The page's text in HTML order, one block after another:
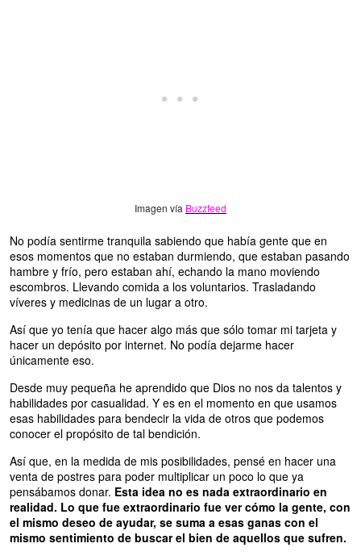
Imagen vía Buzzfeed
No podía sentirme tranquila sabiendo que había gente que en
esos momentos que no estaban durmiendo, que estaban pasando
hambre y frío, pero estaban ahí, echando la mano moviendo
escombros. Llevando comida a los voluntarios. Trasladando
víveres y medicinas de un lugar a otro.
Así que yo tenía que hacer algo más que sólo tomar mi tarjeta y
hacer un depósito por internet. No podía dejarme hacer
únicamente eso.
Desde muy pequeña he aprendido que Dios no nos da talentos y
habilidades por casualidad. Y es en el momento en que usamos
esas habilidades para bendecir la vida de otros que podemos
conocer el propósito de tal bendición.
Así que, en la medida de mis posibilidades, pensé en hacer una
venta de postres para poder multiplicar un poco lo que ya
pensábamos donar. Esta idea no es nada extraordinario en
realidad. Lo que fue extraordinario fue ver cómo la gente, con
el mismo deseo de ayudar, se suma a esas ganas con el
mismo sentimiento de buscar el bien de aquellos que sufren.